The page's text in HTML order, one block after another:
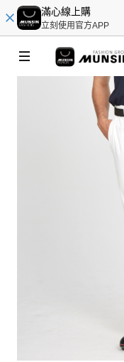
滿心線上購
立刻使用官方APP